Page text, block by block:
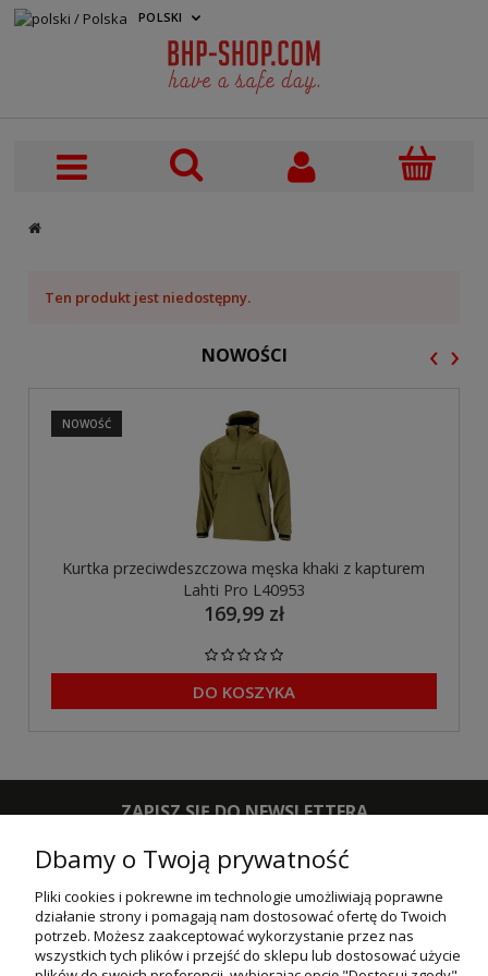
POLSKI
Ten produkt jest niedostępny.
NOWOŚCI
Kurtka przeciwdeszczowa męska khaki z kapturem
Lahti Pro L40953
169,99 zł
DO KOSZYKA
NOWOŚĆ
‹ ›
ZAPISZ SIĘ DO NEWSLETTERA
POMOC
MOJE KONTO
Dbamy o Twoją prywatność
Pliki cookies i pokrewne im technologie umożliwiają poprawne
działanie strony i pomagają nam dostosować ofertę do Twoich
potrzeb. Możesz zaakceptować wykorzystanie przez nas
wszystkich tych plików i przejść do sklepu lub dostosować użycie